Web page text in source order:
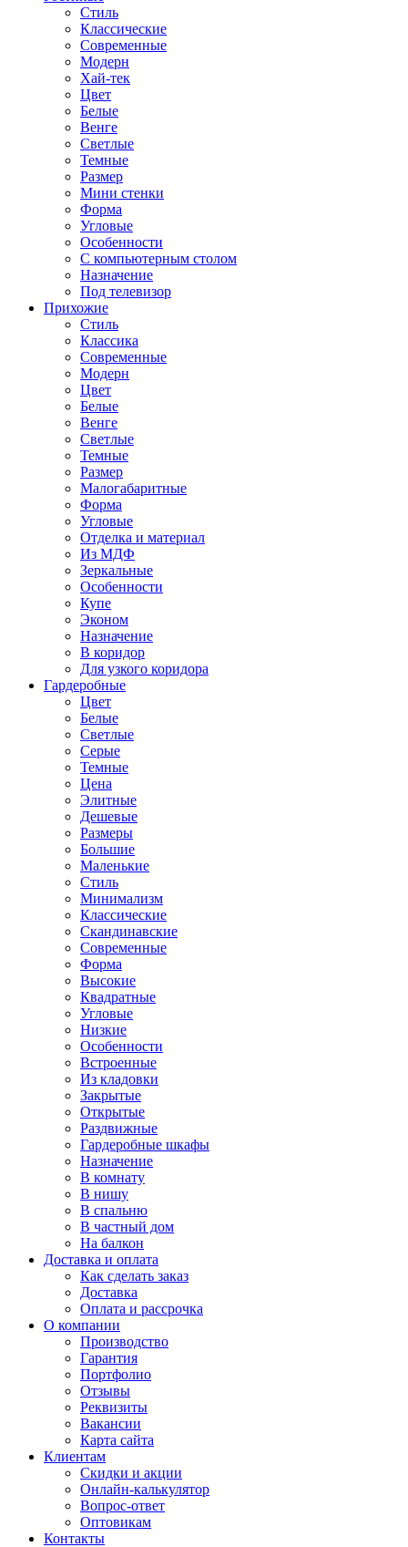
Стиль
Классические
Современные
Модерн
Хай-тек
Цвет
Белые
Венге
Светлые
Темные
Размер
Мини стенки
Форма
Угловые
Особенности
С компьютерным столом
Назначение
Под телевизор
Прихожие
Стиль
Классика
Современные
Модерн
Цвет
Белые
Венге
Светлые
Темные
Размер
Малогабаритные
Форма
Угловые
Отделка и материал
Из МДФ
Зеркальные
Особенности
Купе
Эконом
Назначение
В коридор
Для узкого коридора
Гардеробные
Цвет
Белые
Светлые
Серые
Темные
Цена
Элитные
Дешевые
Размеры
Большие
Маленькие
Стиль
Минимализм
Классические
Скандинавские
Современные
Форма
Высокие
Квадратные
Угловые
Низкие
Особенности
Встроенные
Из кладовки
Закрытые
Открытые
Раздвижные
Гардеробные шкафы
Назначение
В комнату
В нишу
В спальню
В частный дом
На балкон
Доставка и оплата
Как сделать заказ
Доставка
Оплата и рассрочка
О компании
Производство
Гарантия
Портфолио
Отзывы
Реквизиты
Вакансии
Карта сайта
Клиентам
Скидки и акции
Онлайн-калькулятор
Вопрос-ответ
Оптовикам
Контакты